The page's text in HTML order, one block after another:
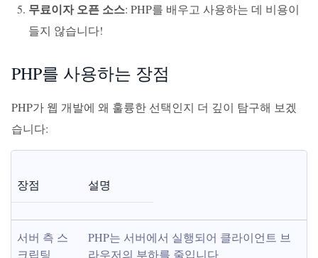
무료이자 오픈 소스: PHP를 배우고 사용하는 데 비용이
들지 않습니다!
PHP를 사용하는 장점
PHP가 웹 개발에 왜 훌륭한 선택인지 더 깊이 탐구해 보겠
습니다:
장점 설명
서버 측 스
크립팅
PHP는 서버에서 실행되어 클라이언트 브
라우저의 부하를 줄입니다